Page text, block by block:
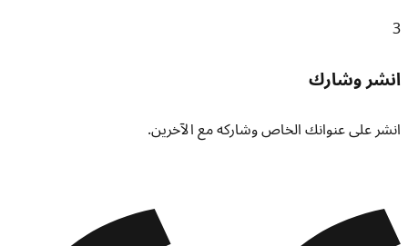
3
انشر وشارك
انشر على عنوانك الخاص وشاركه مع الآخرين.